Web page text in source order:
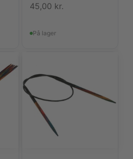
45,00 kr.
På lager